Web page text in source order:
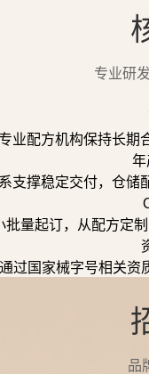
专业研
业配方机构保持长期
年
支撑稳定交付，仓储
量起订，从配方定
过国家械字号相关资
品